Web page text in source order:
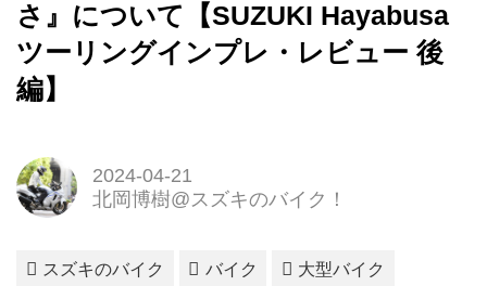
さ』について【SUZUKI Hayabusa
ツーリングインプレ・レビュー 後
編】
2024-04-21
北岡博樹@スズキのバイク！
スズキのバイク バイク 大型バイク